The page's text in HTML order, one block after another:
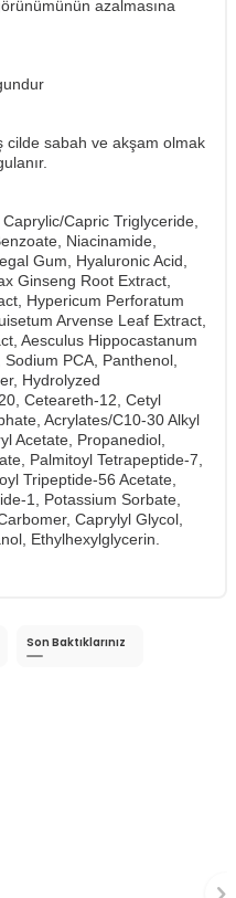
azalmasına
cilde sabah ve akşam olmak
Capric Triglyceride,
Niacinamide,
Gum, Hyaluronic Acid,
Ginseng Root Extract,
Hypericum Perforatum
Arvense Leaf Extract,
Aesculus Hippocastanum
PCA, Panthenol,
Hydrolyzed
Ceteareth-12, Cetyl
Acrylates/C10-30 Alkyl
Acetate, Propanediol,
Palmitoyl Tetrapeptide-7,
Tripeptide-56 Acetate,
1, Potassium Sorbate,
Caprylyl Glycol,
Ethylhexylglycerin.
Son Baktıklarınız